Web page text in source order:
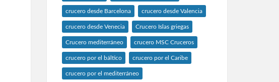
crucero desde Barcelona crucero desde Valencia
crucero desde Venecia Crucero Islas griegas
Crucero mediterráneo crucero MSC Cruceros
crucero por el báltico crucero por el Caribe
crucero por el mediterráneo